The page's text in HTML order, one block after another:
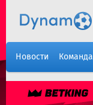
Новости Команда